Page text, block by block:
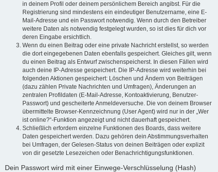
in deinem Profil oder deinem persönlichem Bereich angibst. Für die
Registrierung sind mindestens ein eindeutiger Benutzername, eine E-
Mail-Adresse und ein Passwort notwendig. Wenn durch den Betreiber
weitere Daten als notwendig festgelegt wurden, so ist dies für dich vor
deren Eingabe ersichtlich.
Wenn du einen Beitrag oder eine private Nachricht erstellst, so werden
die dort eingegebenen Daten ebenfalls gespeichert. Gleiches gilt, wenn
du einen Beitrag als Entwurf zwischenspeicherst. In diesen Fällen wird
auch deine IP-Adresse gespeichert. Die IP-Adresse wird weiterhin bei
folgenden Aktionen gespeichert: Löschen und Ändern von Beiträgen
(dazu zählen Private Nachrichten und Umfragen), Änderungen an
zentralen Profildaten (E-Mail-Adresse, Kontoaktivierung, Benutzer-
Passwort) und gescheiterte Anmeldeversuche. Die von deinem Browser
übermittelte Browser-Kennzeichnung (User Agent) wird nur in der „Wer
ist online?“-Funktion angezeigt und nicht dauerhaft gespeichert.
Schließlich erfordern einzelne Funktionen des Boards, dass weitere
Daten gespeichert werden. Dazu gehören dein Abstimmungsverhalten
bei Umfragen, der Gelesen-Status von deinen Beiträgen oder explizit
von dir gesetzte Lesezeichen oder Benachrichtigungsfunktionen.
Dein Passwort wird mit einer Einwege-Verschlüsselung (Hash)